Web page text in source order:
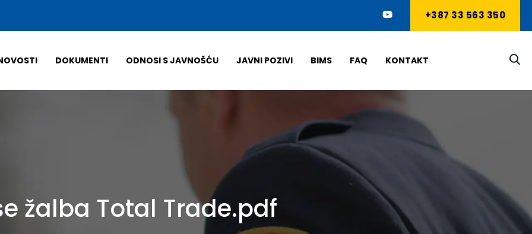
+387 33 563 350
DOKUMENTI ODNOSI S JAVNOŠĆU JAVNI POZIVI BIMS FAQ KONTAKT
žalba Total Trade.pdf